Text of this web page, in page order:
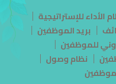
الأداء للإستراتيجية
بريد الموظفين
للموظفين
نظام وصول